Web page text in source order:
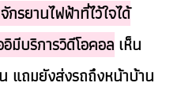
รยานไฟฟ้าที่ไว้ใจได้
มีบริการวิดีโอคอล เห็น
แถมยังส่งรถถึงหน้าบ้าน